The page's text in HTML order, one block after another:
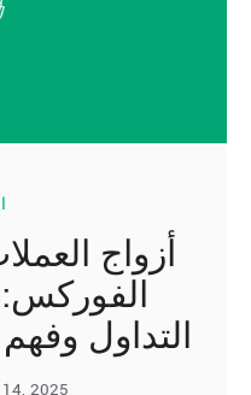
أزواج
الفوركس:
التداول
2025